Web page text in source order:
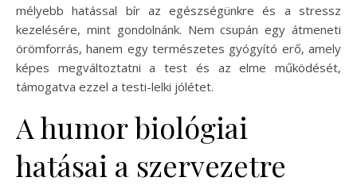
mélyebb hatással bír az egészségünkre és a stressz
kezelésére, mint gondolnánk. Nem csupán egy átmeneti
örömforrás, hanem egy természetes gyógyító erő, amely
képes megváltoztatni a test és az elme működését,
támogatva ezzel a testi-lelki jólétet.
A humor biológiai
hatásai a szervezetre